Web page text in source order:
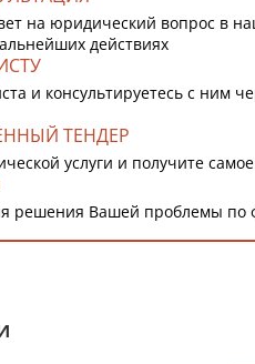
на юридический вопрос в
действиях
и консультируетесь с ним
ТЕНДЕР
услуги и получите
решения Вашей проблемы по